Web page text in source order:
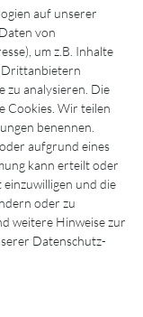
auf unserer
von
um z.B. Inhalte
Drittanbietern
zu analysieren. Die
Cookies. Wir teilen
benennen.
aufgrund eines
kann erteilt oder
einzuwilligen und die
oder zu
weitere Hinweise zur
Daten­schutz­